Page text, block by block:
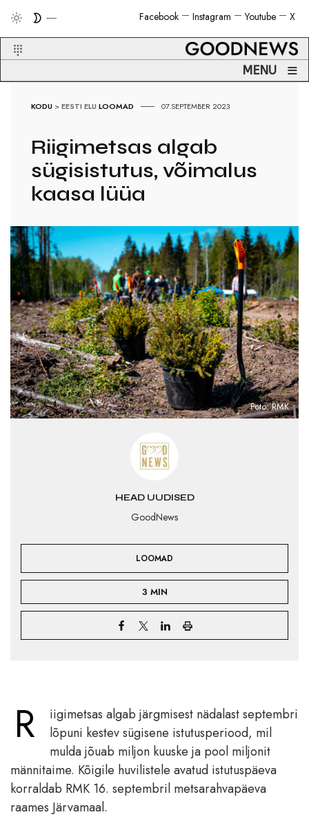
X
Youtube
Instagram
Facebook
MENU ≡
KODU >EESTI ELU LOOMAD 07.SEPTEMBER 2023
Riigimetsas algab
sügisistutus, võimalus
kaasa lüüa
HEAD UUDISED
GoodNews
LOOMAD
3 MIN
Foto: RMK
R
iigimetsas algab järgmisest nädalast septembri
lõpuni kestev sügisene istutusperiood, mil
mulda jõuab miljon kuuske ja pool miljonit
männitaime. Kõigile huvilistele avatud istutuspäeva
korraldab RMK 16. septembril metsarahvapäeva
raames Järvamaal.